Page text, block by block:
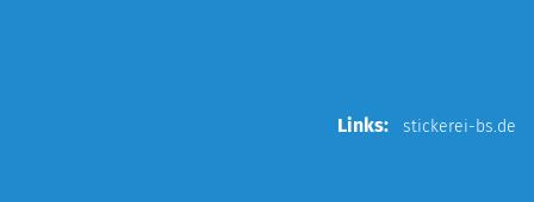
Links: stickerei-bs.de